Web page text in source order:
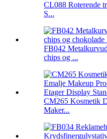
CL088 Roterende
S...
FB042
chips og ...
CM265 Kosmetik
Maker...